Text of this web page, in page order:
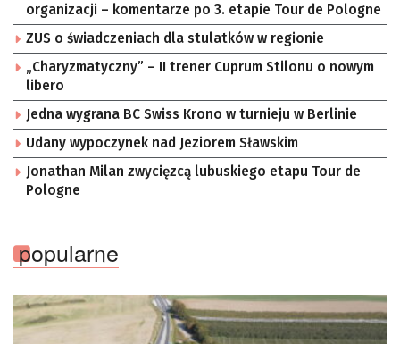
organizacji – komentarze po 3. etapie Tour de Pologne
ZUS o świadczeniach dla stulatków w regionie
„Charyzmatyczny” – II trener Cuprum Stilonu o nowym
libero
Jedna wygrana BC Swiss Krono w turnieju w Berlinie
Udany wypoczynek nad Jeziorem Sławskim
Jonathan Milan zwycięzcą lubuskiego etapu Tour de
Pologne
popularne